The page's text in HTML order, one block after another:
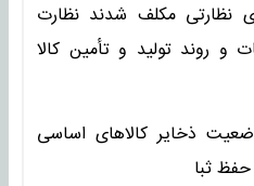
نظارتی مکلف شدند نظارت
و روند تولید و تأمین کالا
ذخایر کالاهای اساسی
ثبا